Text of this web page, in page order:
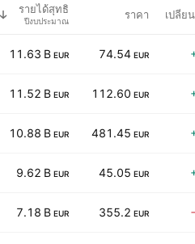
รายได้สุทธิ
ปีงบประมาณ ราคา เปลี่ย
11.63 B EUR 74.54 EUR
11.52 B EUR 112.60 EUR
10.88 B EUR 481.45 EUR
9.62 B EUR 45.05 EUR
7.18 B EUR 355.2 EUR